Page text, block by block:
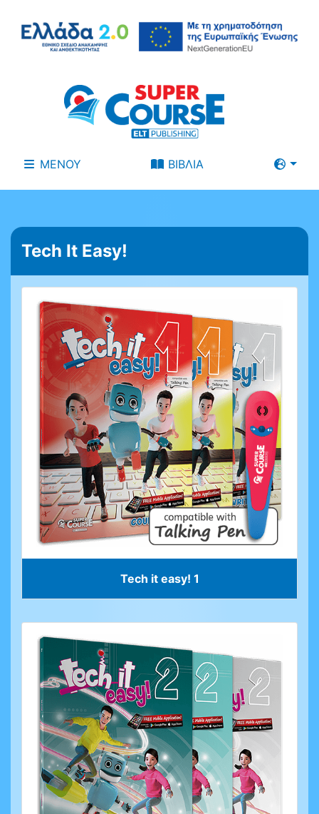
ΜΕΝΟΥ ΒΙΒΛΙΑ
Tech It Easy!
Tech it easy! 1